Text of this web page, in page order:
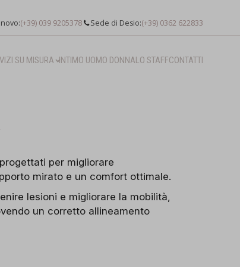
(+39) 039 9205378 Sede di Desio:(+39) 0362 622833
SU MISURA INTIMO UOMO DONNALO STAFFCONTATTI
per migliorare
mirato e un comfort ottimale.
lesioni e migliorare la mobilità,
un corretto allineamento